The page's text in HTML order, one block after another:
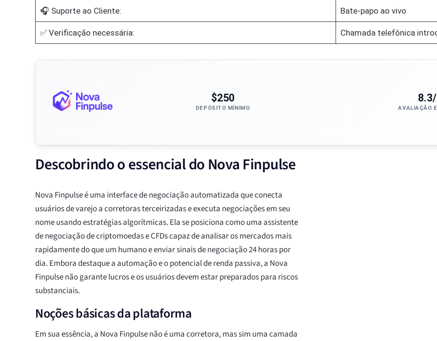
🎧 Suporte ao Cliente: Bate-papo ao vivo
✅ Verificação necessária: Chamada telefônica
$250
DEPÓSITO MÍNIMO AVALIAÇÃO
Descobrindo o essencial do Nova Finpulse
Nova Finpulse é uma interface de negociação automatizada que conecta
usuários de varejo a corretoras terceirizadas e executa negociações em seu
nome usando estratégias algorítmicas. Ela se posiciona como uma assistente
de negociação de criptomoedas e CFDs capaz de analisar os mercados mais
rapidamente do que um humano e enviar sinais de negociação 24 horas por
dia. Embora destaque a automação e o potencial de renda passiva, a Nova
Finpulse não garante lucros e os usuários devem estar preparados para riscos
substanciais.
Noções básicas da plataforma
Em sua essência, a Nova Finpulse não é uma corretora, mas sim uma camada